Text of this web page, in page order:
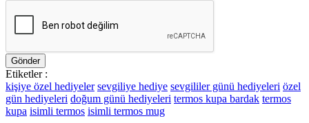
Gönder
Etiketler :
kişiye özel hediyeler sevgiliye hediye sevgililer günü hediyeleri özel
gün hediyeleri doğum günü hediyeleri termos kupa bardak termos
kupa isimli termos isimli termos mug